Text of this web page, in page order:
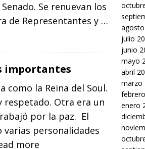
Se renuevan los
de Representantes y …
importantes
como la Reina del Soul.
Otra era un
por la paz. El
personalidades
more
agosto
julio
junio
mayo
abril
marzo
enero